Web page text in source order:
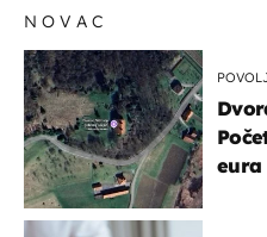
NOVAC
eura